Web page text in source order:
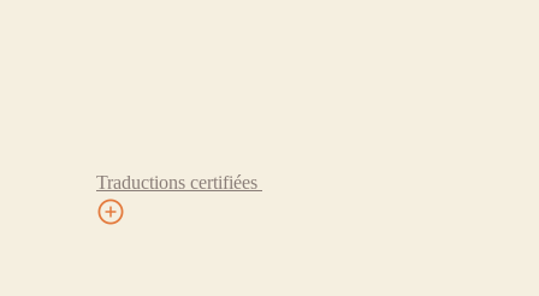
Traductions certifiées